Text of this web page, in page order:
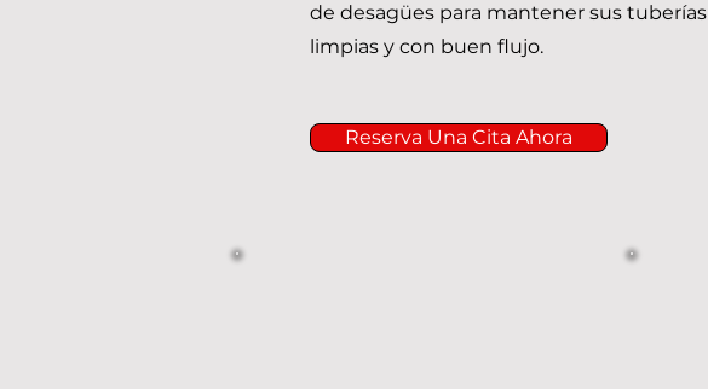
de desagües para mantener sus tuberías
limpias y con buen flujo.
Reserva Una Cita Ahora